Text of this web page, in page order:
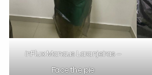
inFlux Manaus Laranjeiras –
Face the pie